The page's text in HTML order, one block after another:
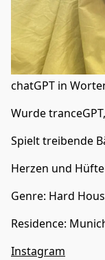
chatGPT in
Wurde
Spielt treibende
Herzen und
Genre: Hard
Residence:
Instagram